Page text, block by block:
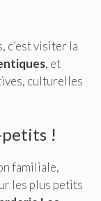
c’est visiter la
, et
culturelles
petits !
familiale,
les plus petits